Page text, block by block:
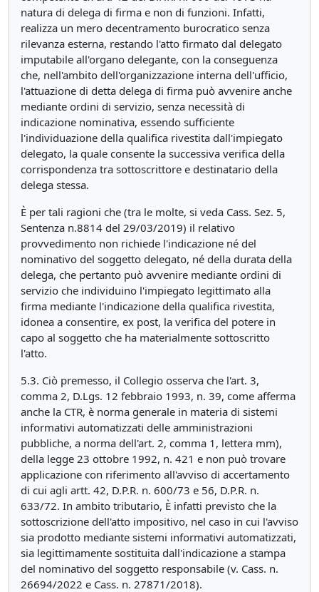
natura di delega di firma e non di funzioni. Infatti,
realizza un mero decentramento burocratico senza
rilevanza esterna, restando l'atto firmato dal delegato
imputabile all'organo delegante, con la conseguenza
che, nell'ambito dell'organizzazione interna dell'ufficio,
l'attuazione di detta delega di firma può avvenire anche
mediante ordini di servizio, senza necessità di
indicazione nominativa, essendo sufficiente
l'individuazione della qualifica rivestita dall'impiegato
delegato, la quale consente la successiva verifica della
corrispondenza tra sottoscrittore e destinatario della
delega stessa.
È per tali ragioni che (tra le molte, si veda Cass. Sez. 5,
Sentenza n.8814 del 29/03/2019) il relativo
provvedimento non richiede l'indicazione né del
nominativo del soggetto delegato, né della durata della
delega, che pertanto può avvenire mediante ordini di
servizio che individuino l'impiegato legittimato alla
firma mediante l'indicazione della qualifica rivestita,
idonea a consentire, ex post, la verifica del potere in
capo al soggetto che ha materialmente sottoscritto
l'atto.
5.3. Ciò premesso, il Collegio osserva che l'art. 3,
comma 2, D.Lgs. 12 febbraio 1993, n. 39, come afferma
anche la CTR, è norma generale in materia di sistemi
informativi automatizzati delle amministrazioni
pubbliche, a norma dell'art. 2, comma 1, lettera mm),
della legge 23 ottobre 1992, n. 421 e non può trovare
applicazione con riferimento all'avviso di accertamento
di cui agli artt. 42, D.P.R. n. 600/73 e 56, D.P.R. n.
633/72. In ambito tributario, È infatti previsto che la
sottoscrizione dell'atto impositivo, nel caso in cui l'avviso
sia prodotto mediante sistemi informativi automatizzati,
sia legittimamente sostituita dall'indicazione a stampa
del nominativo del soggetto responsabile (v. Cass. n.
26694/2022 e Cass. n. 27871/2018).